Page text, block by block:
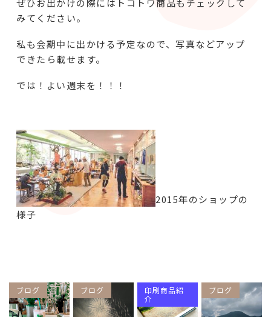
ぜひお出かけの際にはトコトワ商品もチェックして
みてください。
私も会期中に出かける予定なので、写真などアップ
できたら載せます。
では！よい週末を！！！
2015年のショップの
様子
ブログ ブログ
印刷商品紹
介
ブログ